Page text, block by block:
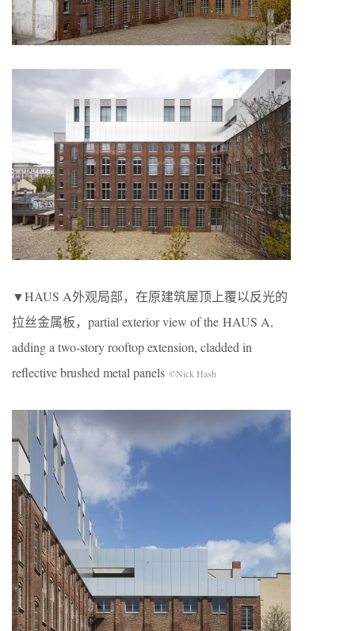
▼HAUS A外观局部，在原建筑屋顶上覆以反光的
拉丝金属板，partial exterior view of the HAUS A,
adding a two-story rooftop extension, cladded in
reflective brushed metal panels ©Nick Hash